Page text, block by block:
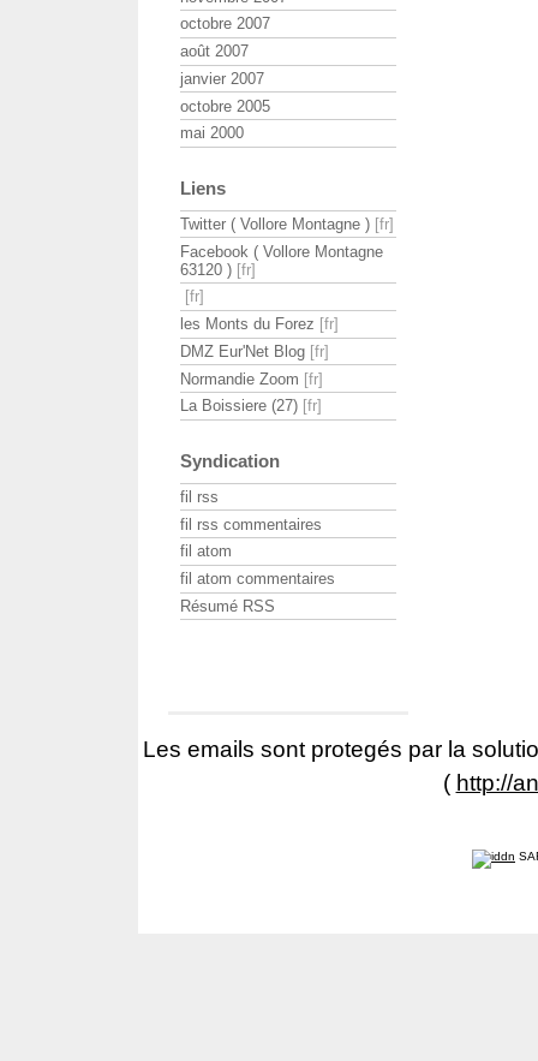
octobre 2007
août 2007
janvier 2007
octobre 2005
mai 2000
Liens
Twitter ( Vollore Montagne )
Facebook ( Vollore Montagne
63120 )
les Monts du Forez
DMZ Eur'Net Blog
Normandie Zoom
La Boissiere (27)
Syndication
fil rss
fil rss commentaires
fil atom
fil atom commentaires
Résumé RSS
Les emails sont protegés par la
( http://